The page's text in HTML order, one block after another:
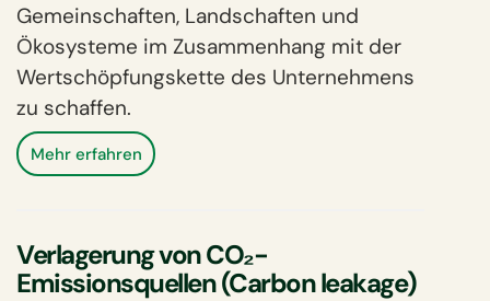
Gemeinschaften, Landschaften und
Ökosysteme im Zusammenhang mit der
Wertschöpfungskette des Unternehmens
zu schaffen.
Mehr erfahren
Verlagerung von CO₂-
Emissionsquellen (Carbon leakage)